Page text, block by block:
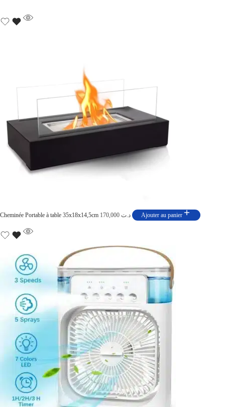
Cheminée Portable à table 35x18x14,5cm د.ت Ajouter au panier